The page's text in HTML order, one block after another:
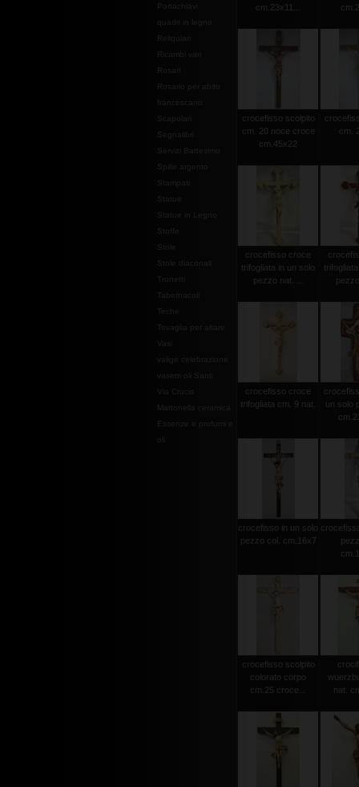
Portachiavi
quadri in legno
Reliquiari
Ricambi vari
Rosari
Rosario per abito
francescano
Scapolari
Segnalibri
Servizi Battesimo
Spille argento
Stampati
Statue
Statue in Legno
Stoffe
Stole
Stole diaconali
Tabernacoli
valige celebrazione
Mattonella ceramica
Essenze e profumi e
cm.23x11...
crocefisso scolpito
cm. 20 noce croce
cm.45x22
cm.
crocefisso croce
trifogliata in un solo
pezzo nat. ...
crocefisso croce
trifogliata cm. 9 nat.
un solo
crocefisso in un solo
pezzo col. cm.16x7
crocefisso scolpito
colorato corpo
cm.25 croce...
nat.